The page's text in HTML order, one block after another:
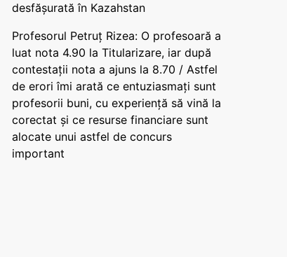
desfășurată în Kazahstan
Profesorul Petruț Rizea: O profesoară a
luat nota 4.90 la Titularizare, iar după
contestații nota a ajuns la 8.70 / Astfel
de erori îmi arată ce entuziasmați sunt
profesorii buni, cu experiență să vină la
corectat și ce resurse financiare sunt
alocate unui astfel de concurs
important